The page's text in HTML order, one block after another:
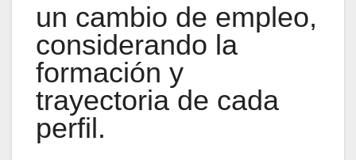
un cambio de empleo,
considerando la
formación y
trayectoria de cada
perfil.